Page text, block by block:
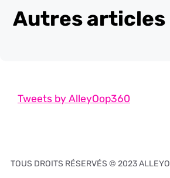
Autres articles
Tweets by AlleyOop360
TOUS DROITS RÉSERVÉS © 2023